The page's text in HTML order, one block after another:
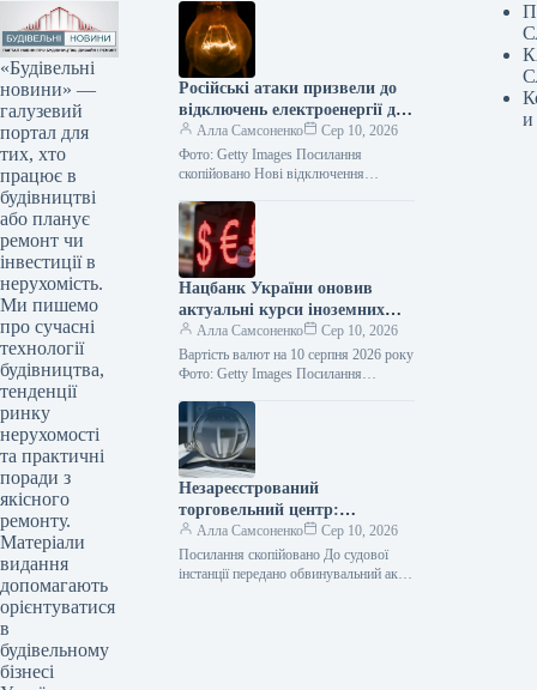
«Будівельні
новини» —
галузевий
портал для
тих, хто
працює в
будівництві
або планує
ремонт чи
інвестиції в
нерухомість.
Ми пишемо
про сучасні
технології
будівництва,
тенденції
ринку
нерухомості
та практичні
поради з
якісного
ремонту.
Матеріали
видання
допомагають
орієнтуватися
в
будівельному
бізнесі
Російські атаки призвели до
відключень електроенергії для
споживачів у чотирьох
регіонах.
Алла Самсоненко
Сер 10, 2026
Фото: Getty Images Посилання
скопійовано Нові відключення
Донецькій, Дніпропетровській,
Харківській та Сумській областях
через ворожі обстріли. Цю…
Нацбанк України оновив
актуальні курси іноземних
валют станом на 10 серпня
Алла Самсоненко
Сер 10, 2026
Вартість валют на 10 серпня 2026 року
Фото: Getty Images Посилання
оновили обмінні курси на 10 серпня:…
Незареєстрований
торговельний центр:
відповідатиме посадовець
міграційної служби
Алла Самсоненко
Сер 10, 2026
Посилання скопійовано До судової
інстанції передано обвинувальний акт
и